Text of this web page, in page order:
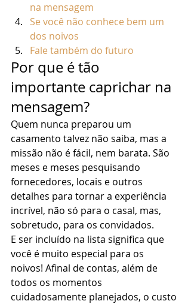
na mensagem
Se você não conhece bem um
dos noivos
Fale também do futuro
Por que é tão
importante caprichar na
mensagem?
Quem nunca preparou um
casamento talvez não saiba, mas a
missão não é fácil, nem barata. São
meses e meses pesquisando
fornecedores, locais e outros
detalhes para tornar a experiência
incrível, não só para o casal, mas,
sobretudo, para os convidados.
E ser incluído na lista significa que
você é muito especial para os
noivos! Afinal de contas, além de
todos os momentos
cuidadosamente planejados, o custo